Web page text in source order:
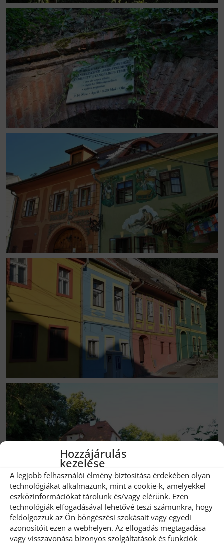
Hozzájárulás
kezelése
A legjobb felhasználói élmény biztosítása érdekében olyan
technológiákat alkalmazunk, mint a cookie-k, amelyekkel
eszközinformációkat tárolunk és/vagy elérünk. Ezen
technológiák elfogadásával lehetővé teszi számunkra, hogy
feldolgozzuk az Ön böngészési szokásait vagy egyedi
azonosítóit ezen a webhelyen. Az elfogadás megtagadása
vagy visszavonása bizonyos szolgáltatások és funkciók